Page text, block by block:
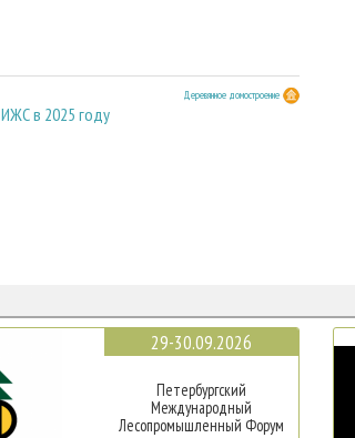
Деревянное домостроение
ИЖС в 2025 году
29-30.09.2026
Петербургский
Международный
Лесопромышленный Форум